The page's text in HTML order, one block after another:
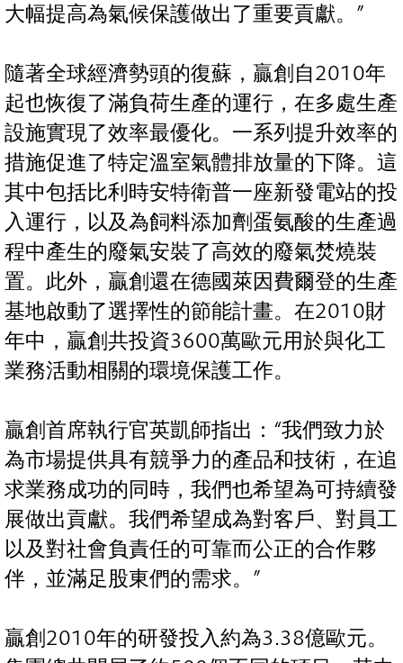
大幅提高為氣候保護做出了重要貢獻。”
隨著全球經濟勢頭的復蘇，贏創自2010年
起也恢復了滿負荷生產的運行，在多處生產
設施實現了效率最優化。一系列提升效率的
措施促進了特定溫室氣體排放量的下降。這
其中包括比利時安特衛普一座新發電站的投
入運行，以及為飼料添加劑蛋氨酸的生產過
程中產生的廢氣安裝了高效的廢氣焚燒裝
置。此外，贏創還在德國萊因費爾登的生產
基地啟動了選擇性的節能計畫。在2010財
年中，贏創共投資3600萬歐元用於與化工
業務活動相關的環境保護工作。
贏創首席執行官英凱師指出：“我們致力於
為市場提供具有競爭力的產品和技術，在追
求業務成功的同時，我們也希望為可持續發
展做出貢獻。我們希望成為對客戶、對員工
以及對社會負責任的可靠而公正的合作夥
伴，並滿足股東們的需求。”
贏創2010年的研發投入約為3.38億歐元。